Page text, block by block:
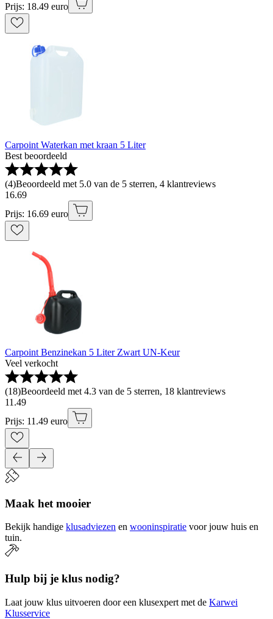
Prijs: 18.49 euro
Carpoint Waterkan met kraan 5 Liter
Best beoordeeld
(4)Beoordeeld met 5.0 van de 5 sterren, 4 klantreviews
16.69
Prijs: 16.69 euro
Carpoint Benzinekan 5 Liter Zwart UN-Keur
Veel verkocht
(18)Beoordeeld met 4.3 van de 5 sterren, 18 klantreviews
11 .49
Prijs: 11.49 euro
Maak het mooier
Bekijk handige klusadviezen en wooninspiratie voor jouw huis en
tuin.
Hulp bij je klus nodig?
Laat jouw klus uitvoeren door een klusexpert met de Karwei
Klusservice